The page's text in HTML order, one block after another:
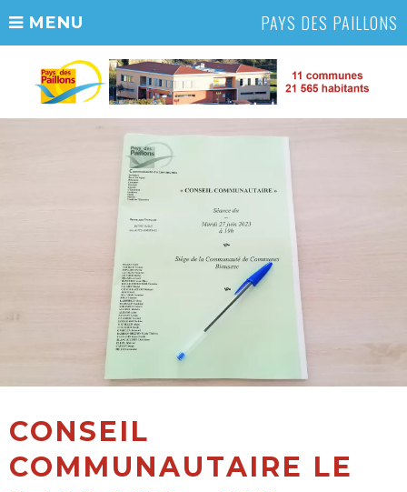
MENU PAYS DES PAILLONS
CONSEIL
COMMUNAUTAIRE LE